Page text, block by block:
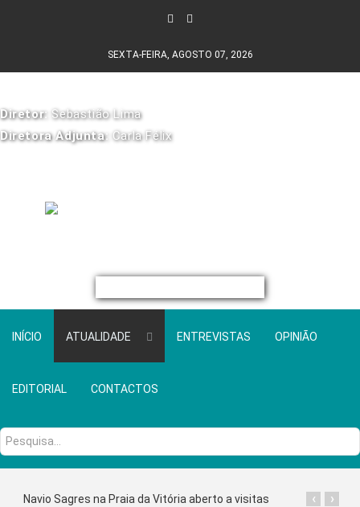
SEXTA-FEIRA, AGOSTO 07, 2026
Diretor: Sebastião Lima
Diretora Adjunta: Carla Félix
INÍCIO ATUALIDADE ENTREVISTAS OPINIÃO
EDITORIAL CONTACTOS
Pesquisa...
Navio Sagres na Praia da Vitória aberto a visitas ›
‹